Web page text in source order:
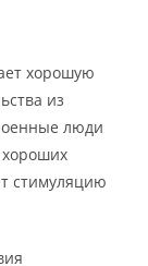
хорошую
из
люди
стимуляцию